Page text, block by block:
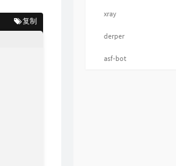
复制
xray
derper
asf-bot